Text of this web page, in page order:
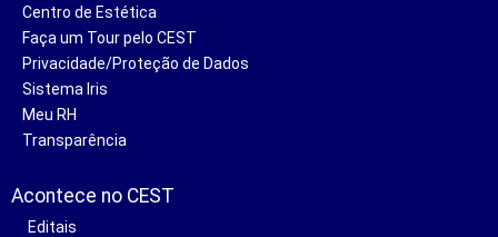
Centro de Estética
Faça um Tour pelo CEST
Privacidade/Proteção de Dados
Sistema Iris
Meu RH
Transparência
Acontece no CEST
Editais